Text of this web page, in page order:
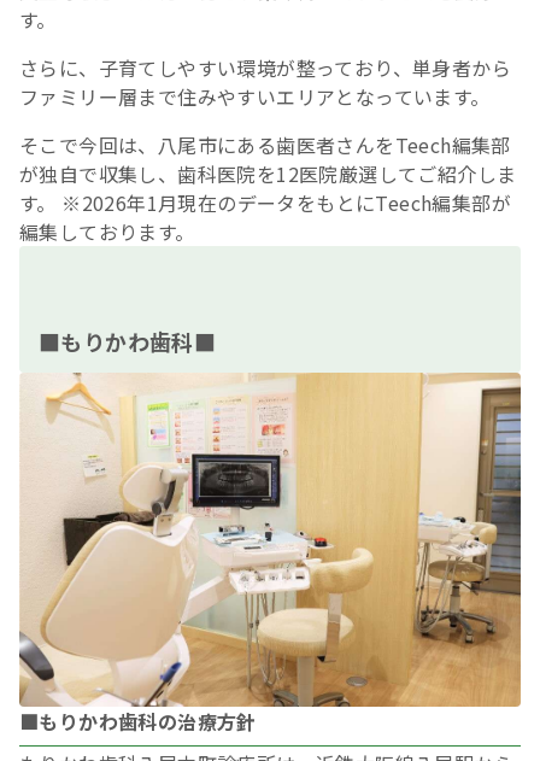
す。
さらに、子育てしやすい環境が整っており、単身者から
ファミリー層まで住みやすいエリアとなっています。
そこで今回は、八尾市にある歯医者さんをTeech編集部
が独自で収集し、歯科医院を12医院厳選してご紹介しま
す。 ※2026年1月現在のデータをもとにTeech編集部が
編集しております。
■もりかわ歯科■
■もりかわ歯科の治療方針